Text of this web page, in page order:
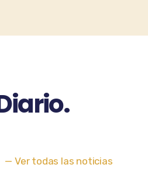
— Ver todas las noticias